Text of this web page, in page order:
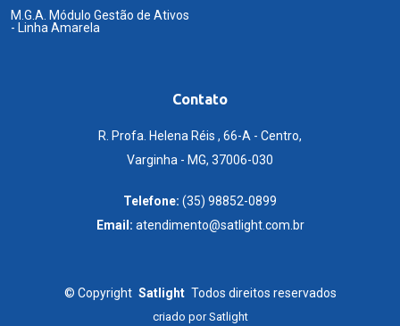
M.G.A. Módulo Gestão de Ativos
- Linha Amarela
Contato
R. Profa. Helena Réis , 66-A - Centro,
Varginha - MG, 37006-030
Telefone: (35) 98852-0899
Email: atendimento@satlight.com.br
© Copyright Satlight Todos direitos reservados
criado porSatlight